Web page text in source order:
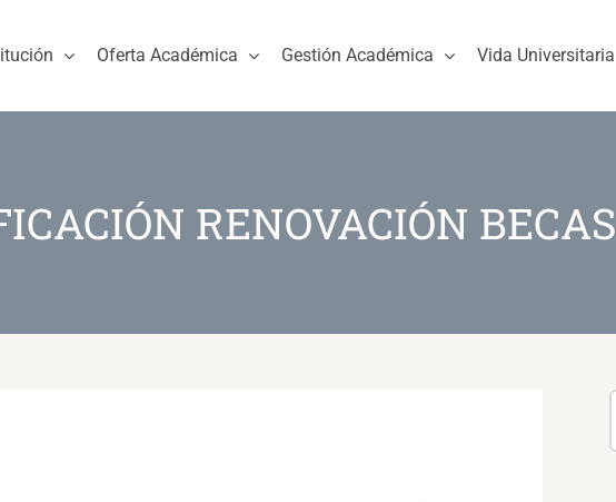
Oferta Académica Gestión Académica Vida Universitaria
RENOVACIÓN BECAS